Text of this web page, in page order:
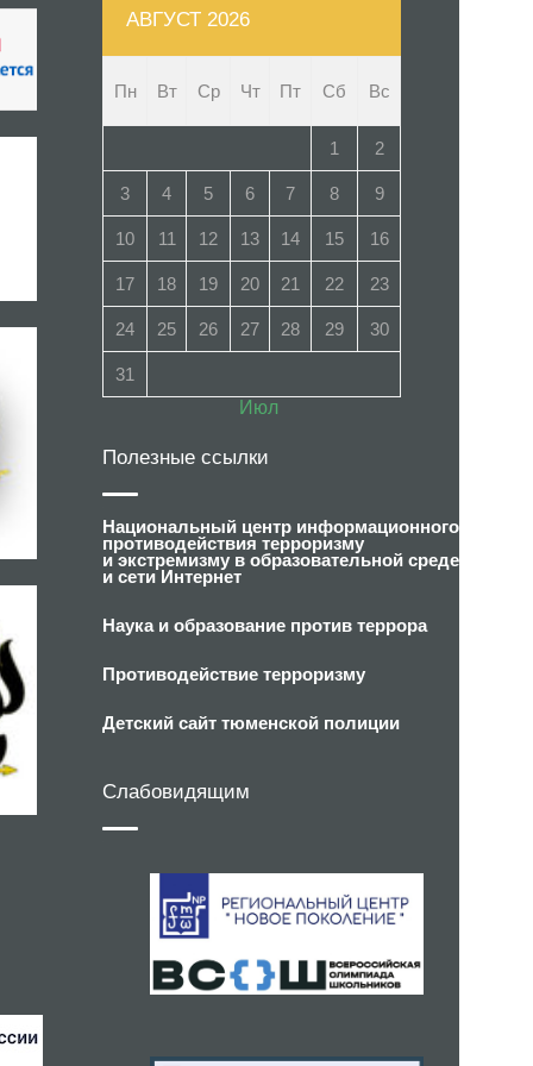
АВГУСТ 2026
Пн Вт Ср Чт Пт Сб Вс
1 2
3 4 5 6 7 8 9
10 11 12 13 14 15 16
17 18 19 20 21 22 23
24 25 26 27 28 29 30
31
Июл
Полезные ссылки
Национальный центр информационного
противодействия терроризму
и экстремизму в образовательной среде
и сети Интернет
Наука и образование против террора
Противодействие терроризму
Детский сайт тюменской полиции
Слабовидящим